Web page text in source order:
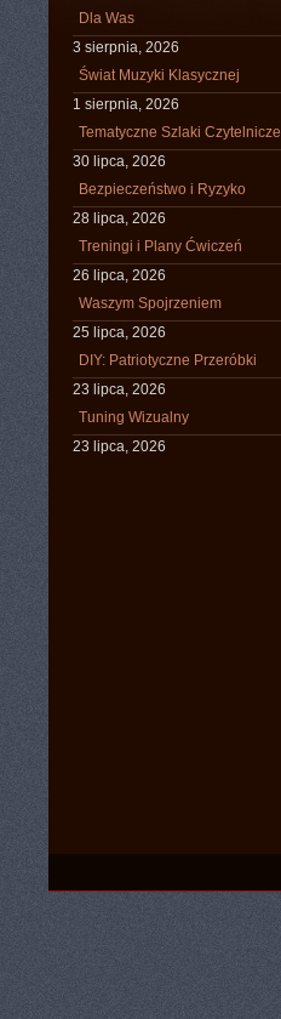
Dla Was
3 sierpnia, 2026
Świat Muzyki Klasycznej
1 sierpnia, 2026
Tematyczne Szlaki Czytelnicze
30 lipca, 2026
Bezpieczeństwo i Ryzyko
28 lipca, 2026
Treningi i Plany Ćwiczeń
26 lipca, 2026
Waszym Spojrzeniem
25 lipca, 2026
DIY: Patriotyczne Przeróbki
23 lipca, 2026
Tuning Wizualny
23 lipca, 2026